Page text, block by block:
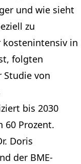
und wie sieht
zu
kostenintensiv in
folgten
Studie von
bis 2030
60 Prozent.
Doris
der BME-